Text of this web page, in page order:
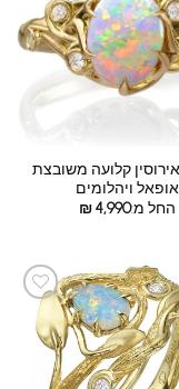
קלועה משובצת
אופאל ויהלומים
החל מ:
₪4,990